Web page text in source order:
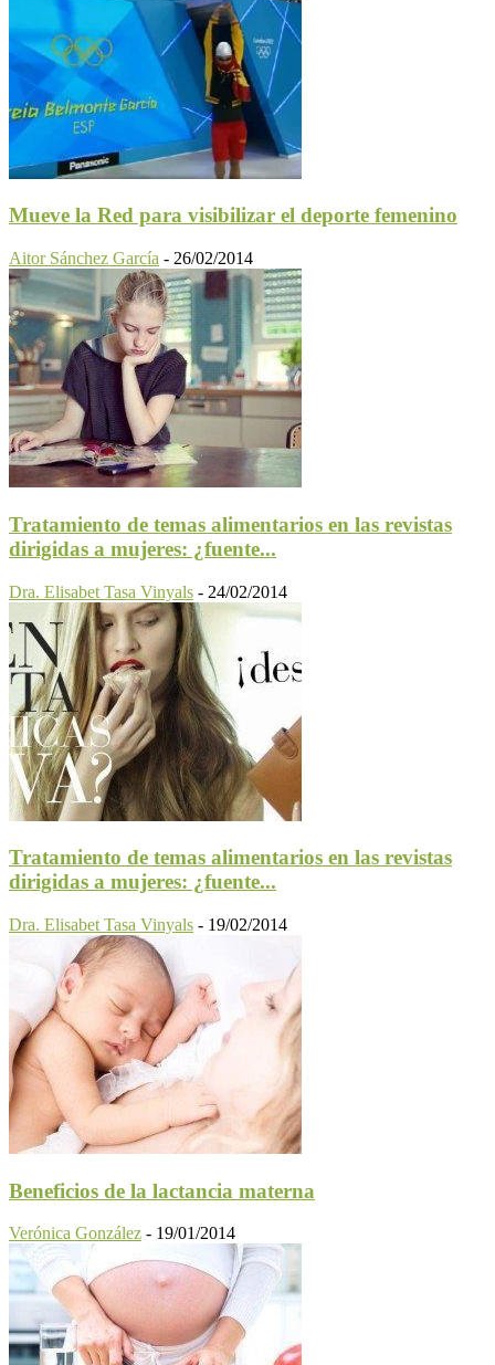
Mueve la Red para visibilizar el deporte femenino
Aitor Sánchez García - 26/02/2014
Tratamiento de temas alimentarios en las revistas
dirigidas a mujeres: ¿fuente...
Dra. Elisabet Tasa Vinyals - 24/02/2014
Tratamiento de temas alimentarios en las revistas
dirigidas a mujeres: ¿fuente...
Dra. Elisabet Tasa Vinyals - 19/02/2014
Beneficios de la lactancia materna
Verónica González - 19/01/2014